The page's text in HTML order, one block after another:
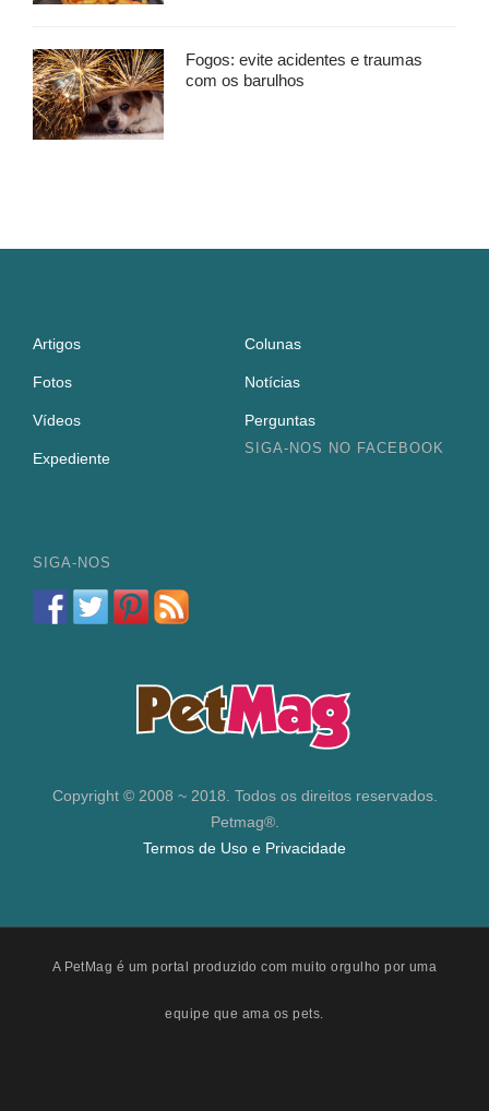
Fogos: evite acidentes e traumas
com os barulhos
Artigos Colunas
Fotos Notícias
Vídeos Perguntas
Expediente
SIGA-NOS NO FACEBOOK
SIGA-NOS
Copyright © 2008 ~ 2018. Todos os direitos reservados.
Petmag®.
Termos de Uso e Privacidade
A PetMag é um portal produzido com muito orgulho por uma
equipe que ama os pets.